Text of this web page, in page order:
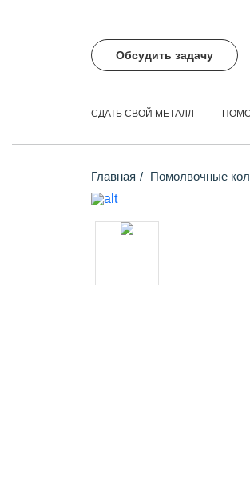
Обсудить задачу
СДАТЬ СВОЙ МЕТАЛЛ
Главная Помолвочные